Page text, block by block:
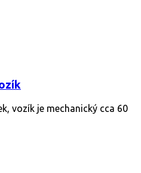
vozík je mechanický cca 60